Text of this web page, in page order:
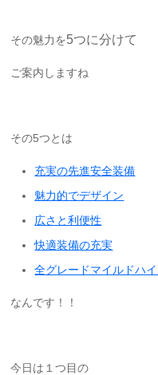
その魅力を5つに分けて
ご案内しますね
その5つとは
充実の先進安全装備
魅力的でデザイン
広さと利便性
快適装備の充実
全グレードマイルドハ
なんです！！
今日は１つ目の